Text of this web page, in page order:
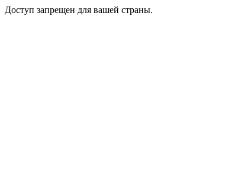
Доступ запрещен для вашей страны.